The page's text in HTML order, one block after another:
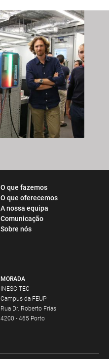
MORADA
INESC TEC
Campus da FEUP
Rua Dr. Roberto Frias
4200 - 465 Porto
O que fazemos
O que oferecemos
A nossa equipa
Comunicação
Sobre nós